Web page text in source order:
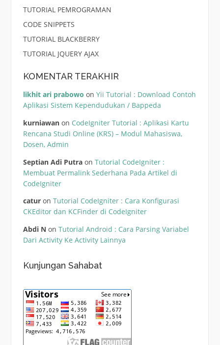
TUTORIAL PEMROGRAMAN
CODE SNIPPETS
TUTORIAL BLACKBERRY
TUTORIAL JQUERY AJAX
KOMENTAR TERAKHIR
likhit ari prabowo on Yii Tutorial : Download Contoh
Aplikasi Sistem Kependudukan / Bappeda
kurniawanon CodeIgniter Tutorial : Aplikasi Kartu
Rencana Studi Online (KRS) – Modul Mahasiswa,
Dosen, Admin
Septian Adi Putraon Tutorial CodeIgniter :
Membuat Permalink Sederhana Pada Artikel di
CodeIgniter
caturon Tutorial CodeIgniter : Cara Konfigurasi
CKEditor dan KCFinder di CodeIgniter
Abdi N on Tutorial Android : Cara Parsing Variabel
Dari Activity Ke Activity Lainnya
Kunjungan Sahabat